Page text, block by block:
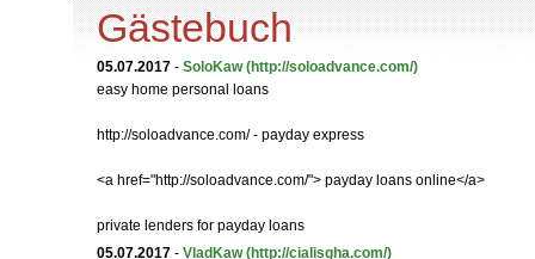
Gästebuch
05.07.2017 - SoloKaw (http://soloadvance.com/)
easy home personal loans
http://soloadvance.com/ - payday express
<a href="http://soloadvance.com/"> payday loans online</a>
private lenders for payday loans
05.07.2017 - VladKaw (http://cialisgha.com/)